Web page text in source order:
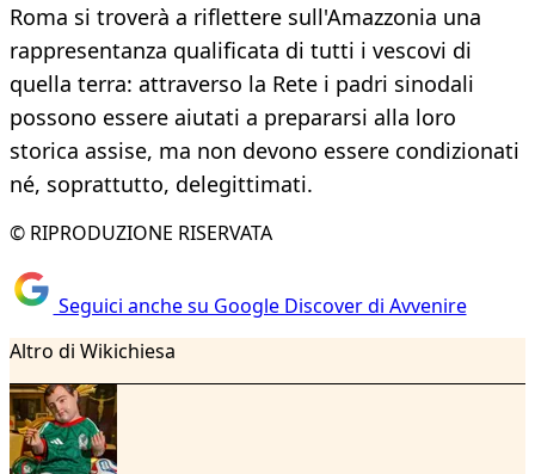
Roma si troverà a riflettere sull'Amazzonia una
rappresentanza qualificata di tutti i vescovi di
quella terra: attraverso la Rete i padri sinodali
possono essere aiutati a prepararsi alla loro
storica assise, ma non devono essere condizionati
né, soprattutto, delegittimati.
© RIPRODUZIONE RISERVATA
Seguici anche su Google Discover di Avvenire
Altro di Wikichiesa